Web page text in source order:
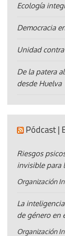
Ecología
Democracia
Unidad
De la patera
desde Huelva
Pódcast |
Riesgos
invisible para
Organización
La
de género en
Organización